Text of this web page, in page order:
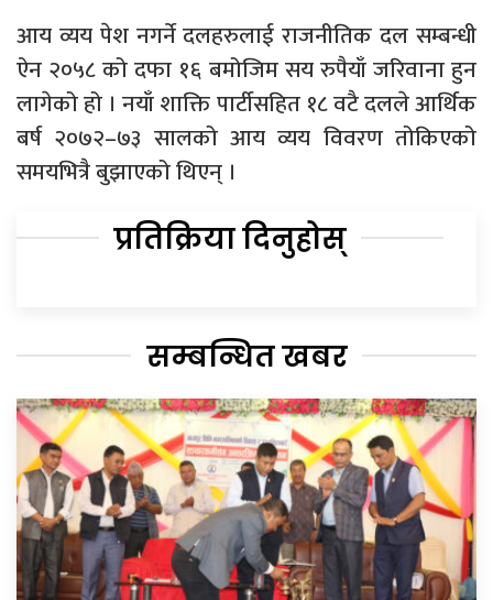
आय व्यय पेश नगर्ने दलहरुलाई राजनीतिक दल सम्बन्धी
ऐन २०५८ को दफा १६ बमोजिम सय रुपैयाँ जरिवाना हुन
लागेको हो । नयाँ शाक्ति पार्टीसहित १८ वटै दलले आर्थिक
बर्ष २०७२–७३ सालको आय व्यय विवरण तोकिएको
समयभित्रै बुझाएको थिएन् ।
प्रतिक्रिया दिनुहोस्
सम्बन्धित खबर